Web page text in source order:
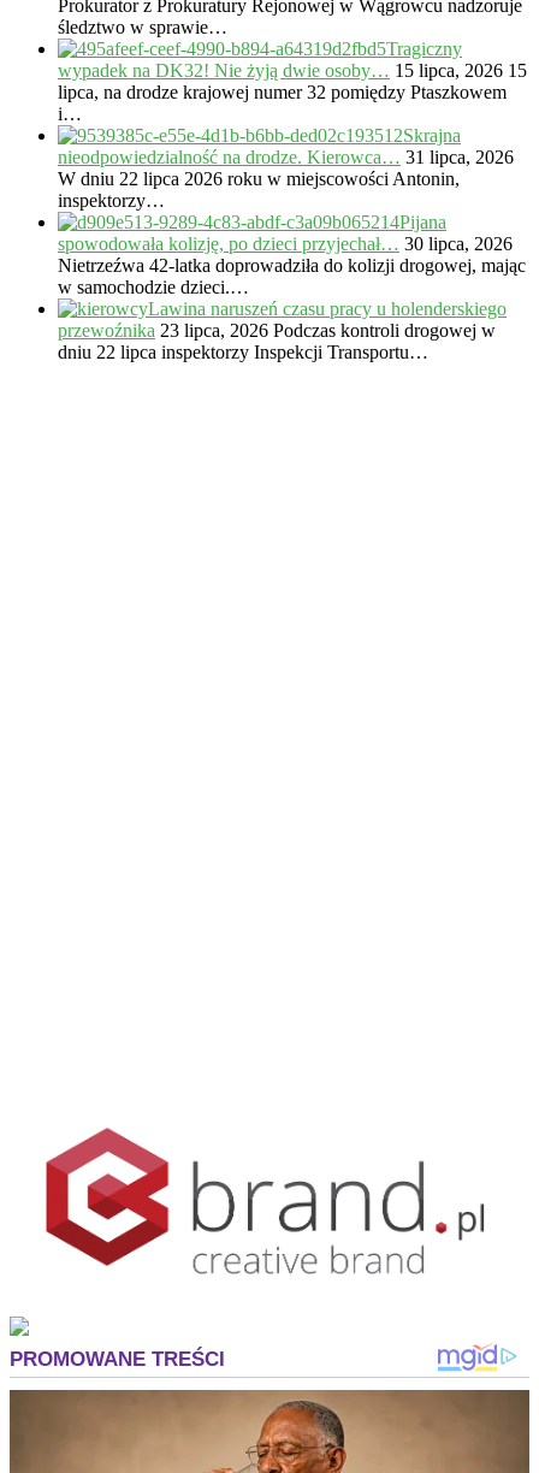
Prokurator z Prokuratury Rejonowej w Wągrowcu nadzoruje
śledztwo w sprawie…
Tragiczny
wypadek na DK32! Nie żyją dwie osoby… 15 lipca, 2026 15
lipca, na drodze krajowej numer 32 pomiędzy Ptaszkowem
i…
Skrajna
nieodpowiedzialność na drodze. Kierowca… 31 lipca, 2026
W dniu 22 lipca 2026 roku w miejscowości Antonin,
inspektorzy…
Pijana
spowodowała kolizję, po dzieci przyjechał… 30 lipca, 2026
Nietrzeźwa 42-latka doprowadziła do kolizji drogowej, mając
w samochodzie dzieci.…
Lawina naruszeń czasu pracy u holenderskiego
przewoźnika 23 lipca, 2026 Podczas kontroli drogowej w
dniu 22 lipca inspektorzy Inspekcji Transportu…